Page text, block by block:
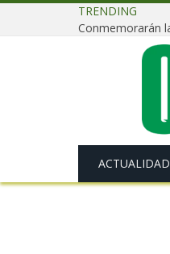
TRENDING
ACTUALIDAD